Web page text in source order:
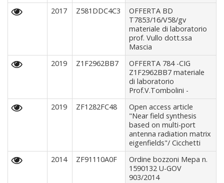
2017
Z581DDC4C3
OFFERTA BD
T7853/16/V58/gv
materiale di laboratorio
prof. Vullo dott.ssa
Mascia
2019
Z1F2962BB7
OFFERTA 784 -CIG
Z1F2962BB7 materiale
di laboratorio
Prof.V.Tombolini -
2019
ZF1282FC48
Open access article
"Near field synthesis
based on multi-port
antenna radiation matrix
eigenfields"/ Cicchetti
2014
ZF91110A0F
Ordine bozzoni Mepa n.
1590132 U-GOV
903/2014